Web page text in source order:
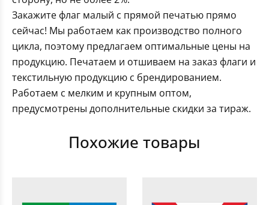
Закажите флаг малый с прямой печатью прямо
сейчас! Мы работаем как производство полного
цикла, поэтому предлагаем оптимальные цены на
продукцию. Печатаем и отшиваем на заказ флаги и
текстильную продукцию с брендированием.
Работаем с мелким и крупным оптом,
предусмотрены дополнительные скидки за тираж.
Похожие товары